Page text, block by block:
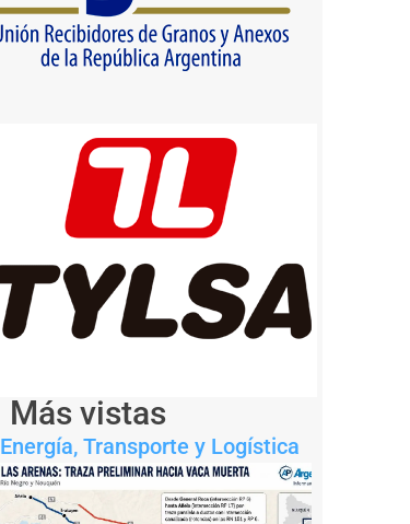
Más vistas
Energía, Transporte y Logística